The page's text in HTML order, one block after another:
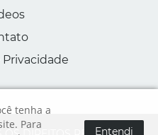
Privacidade
tenha a
Para
Entendi